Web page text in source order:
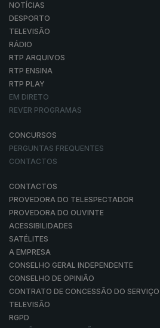
NOTÍCIAS
DESPORTO
TELEVISÃO
RÁDIO
RTP ARQUIVOS
RTP ENSINA
RTP PLAY
EM DIRETO
REVER PROGRAMAS
CONCURSOS
PERGUNTAS FREQUENTES
CONTACTOS
CONTACTOS
PROVEDORA DO TELESPECTADOR
PROVEDORA DO OUVINTE
ACESSIBILIDADES
SATÉLITES
A EMPRESA
CONSELHO GERAL INDEPENDENTE
CONSELHO DE OPINIÃO
CONTRATO DE CONCESSÃO DO
TELEVISÃO
RGPD